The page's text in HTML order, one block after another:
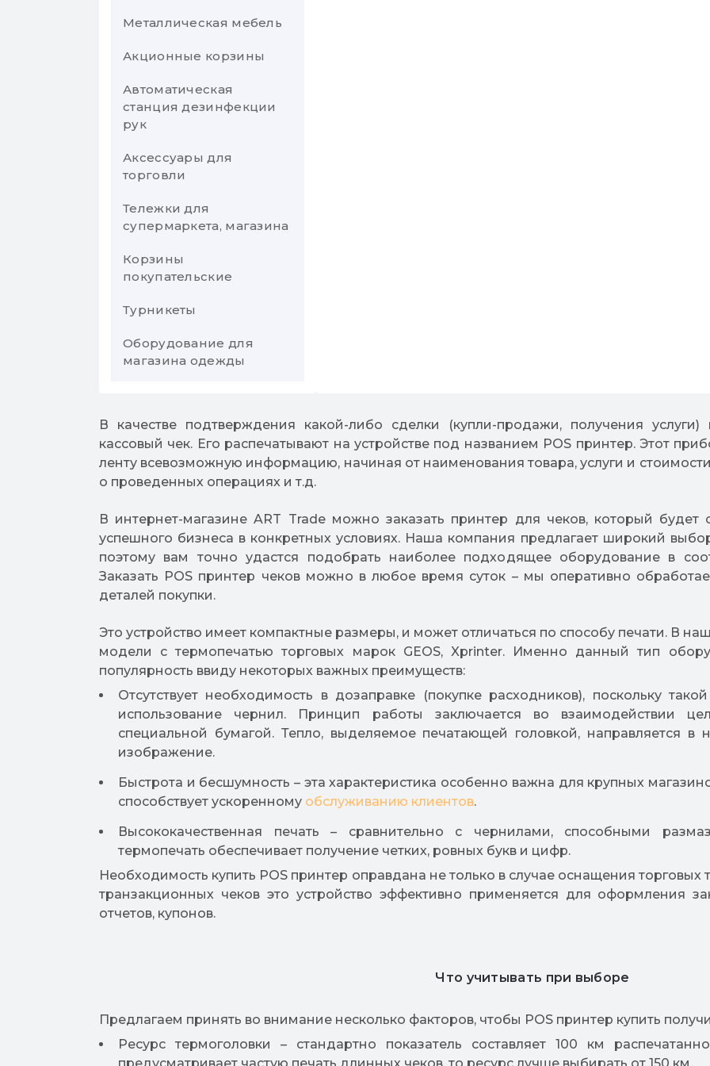
Термоведра
Фритюрницы
Чебуречницы
Электросупницы-
мармиты
Тестомесы
Тестораскатки
Фаршемешалки
Шприцы колбасные
Шоковая заморозка
Лабораторные весы
Паллетные весы
Платформенные
весы
Реечные весы
Штабелеры
тележка рокла
Прилавки в магазин
Тумбы для
Витрины для магазина
Металлическая мебель
Акционные корзины
Автоматическая
станция дезинфекции
рук
Аксессуары для
торговли
Тележки для
супермаркета, магазина
Корзины
покупательские
Турникеты
Оборудование для
магазина одежды
Стеллажи для
гардеробной
В качестве подтверждения какой-либо сделки (купли-продажи, получения
кассовый чек. Его распечатывают на устройстве под названием POS принтер. Этот
ленту всевозможную информацию, начиная от наименования товара, услуги и
о проведенных операциях и т.д.
В интернет-магазине ART Trade можно заказать принтер для чеков, который будет
успешного бизнеса в конкретных условиях. Наша компания предлагает широкий
поэтому вам точно удастся подобрать наиболее подходящее оборудование в
Заказать POS принтер чеков можно в любое время суток – мы оперативно
деталей покупки.
Это устройство имеет компактные размеры, и может отличаться по способу печати. В
модели с термопечатью торговых марок GEOS, Xprinter. Именно данный тип
популярность ввиду некоторых важных преимуществ:
Отсутствует необходимость в дозаправке (покупке расходников), поскольку
использование чернил. Принцип работы заключается во взаимодействии
специальной бумагой. Тепло, выделяемое печатающей головкой, направляется в
изображение.
Быстрота и бесшумность – эта характеристика особенно важна для крупных
способствует ускоренному обслуживанию клиентов.
Высококачественная печать – сравнительно с чернилами, способными
термопечать обеспечивает получение четких, ровных букв и цифр.
Необходимость купить POS принтер оправдана не только в случае оснащения торговых
транзакционных чеков это устройство эффективно применяется для оформления
отчетов, купонов.
Что учитывать при выборе
Предлагаем принять во внимание несколько факторов, чтобы POS принтер купить
Ресурс термоголовки – стандартно показатель составляет 100 км